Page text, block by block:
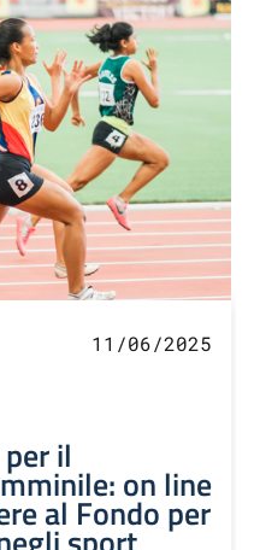
11/06/2025
il
on line
al Fondo per